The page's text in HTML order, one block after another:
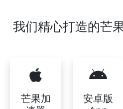
我们精心打造的芒
芒果加
安卓版